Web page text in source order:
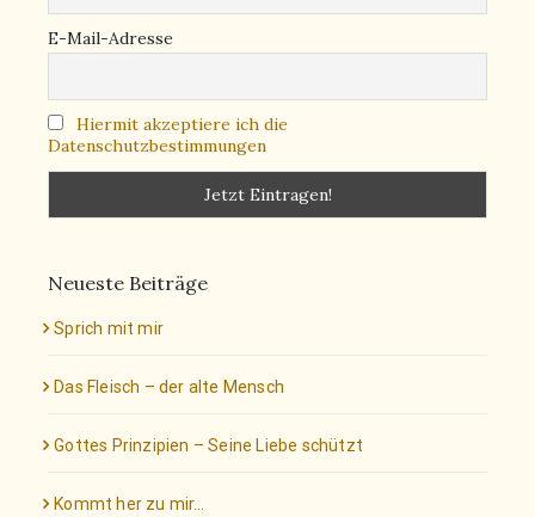
E-Mail-Adresse
Hiermit akzeptiere ich die
Datenschutzbestimmungen
Neueste Beiträge
Sprich mit mir
Das Fleisch – der alte Mensch
Gottes Prinzipien – Seine Liebe schützt
Kommt her zu mir…